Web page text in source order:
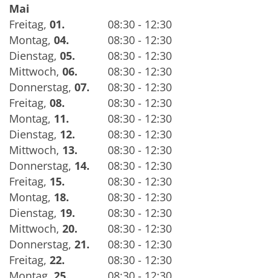
Mai
Freitag, 01.
08:30 - 12:30
Montag, 04.
08:30 - 12:30
Dienstag, 05.
08:30 - 12:30
Mittwoch, 06.
08:30 - 12:30
Donnerstag, 07.
08:30 - 12:30
Freitag, 08.
08:30 - 12:30
Montag, 11.
08:30 - 12:30
Dienstag, 12.
08:30 - 12:30
Mittwoch, 13.
08:30 - 12:30
Donnerstag, 14.
08:30 - 12:30
Freitag, 15.
08:30 - 12:30
Montag, 18.
08:30 - 12:30
Dienstag, 19.
08:30 - 12:30
Mittwoch, 20.
08:30 - 12:30
Donnerstag, 21.
08:30 - 12:30
Freitag, 22.
08:30 - 12:30